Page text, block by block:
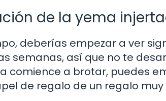
de la yema
deberías empezar a ver
semanas, así que no te
comience a brotar, puedes
de regalo de un regalo